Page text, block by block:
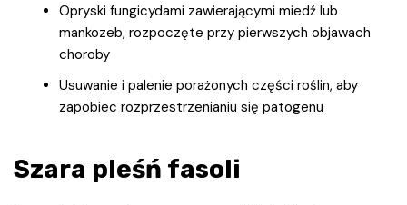
Opryski fungicydami zawierającymi miedź lub
mankozeb, rozpoczęte przy pierwszych objawach
choroby
Usuwanie i palenie porażonych części roślin, aby
zapobiec rozprzestrzenianiu się patogenu
Szara pleśń fasoli